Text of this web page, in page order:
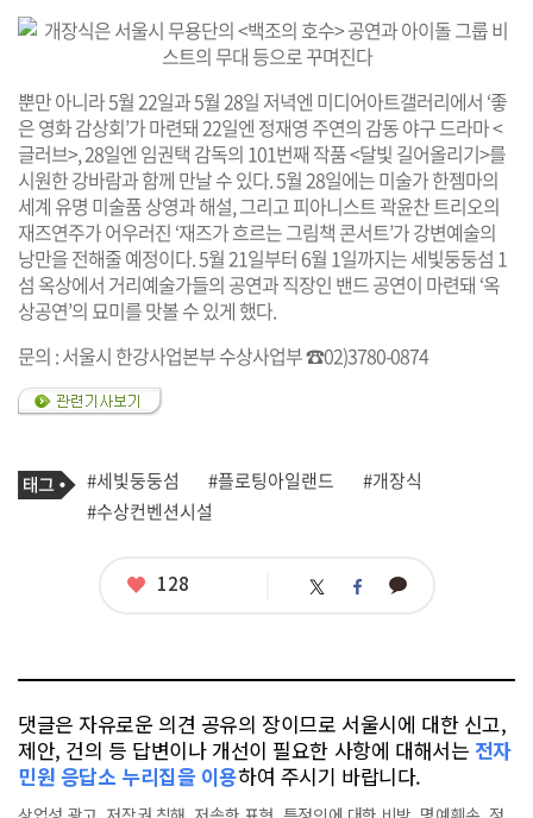
뿐만 아니라 5월 22일과 5월 28일 저녁엔 미디어아트갤러리에서 ‘좋
은 영화 감상회’가 마련돼 22일엔 정재영 주연의 감동 야구 드라마 <
글러브>, 28일엔 임권택 감독의 101번째 작품 <달빛 길어올리기>를
시원한 강바람과 함께 만날 수 있다. 5월 28일에는 미술가 한젬마의
세계 유명 미술품 상영과 해설, 그리고 피아니스트 곽윤찬 트리오의
재즈연주가 어우러진 ‘재즈가 흐르는 그림책 콘서트’가 강변예술의
낭만을 전해줄 예정이다. 5월 21일부터 6월 1일까지는 세빛둥둥섬 1
섬 옥상에서 거리예술가들의 공연과 직장인 밴드 공연이 마련돼 ‘옥
상공연’의 묘미를 맛볼 수 있게 했다.
문의 : 서울시 한강사업본부 수상사업부 ☎02)3780-0874
기
사
관
련
태
그
#세빛둥둥섬 #플로팅아일랜드
#개장식
#수상컨벤션시설
좋
128 트 페 카
댓글은 자유로운 의견 공유의 장이므로 서울시에 대한 신고,
제안, 건의 등 답변이나 개선이 필요한 사항에 대해서는 전자
민원 응답소 누리집을 이용하여 주시기 바랍니다.